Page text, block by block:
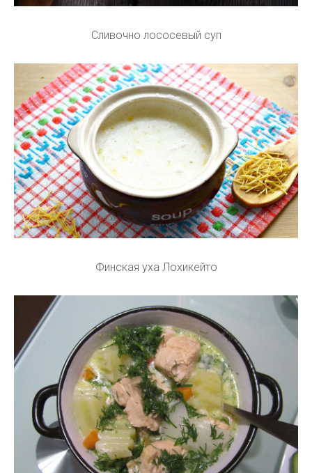
Сливочно лососевый суп
Финская уха Лохикейто